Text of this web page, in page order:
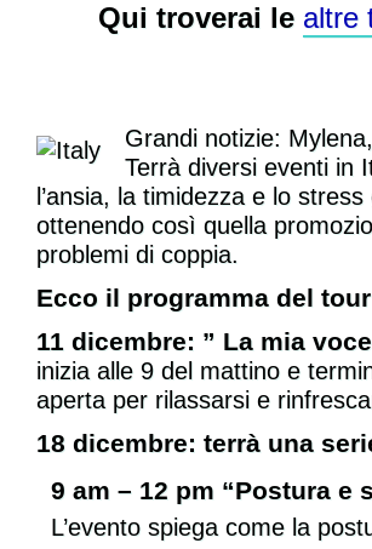
Qui troverai le altre
Grandi notizie:
Terrà diversi eventi in
l’ansia, la timidezza e lo
ottenendo così quella
problemi di coppia.
Ecco il programma del
11 dicembre: ” La mia
inizia alle 9 del mattino e
aperta per rilassarsi e
18 dicembre: terrà una
9 am – 12 pm “Postura e
L’evento spiega come la